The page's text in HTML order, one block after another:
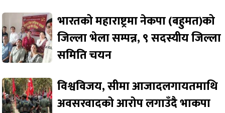
भारतको महाराष्ट्रमा नेकपा (बहुमत)को
जिल्ला भेला सम्पन्न, ९ सदस्यीय जिल्ला
समिति चयन
विश्वविजय, सीमा आजादलगायतमाथि
अवसरवादको आरोप लगाउँदै भाकपा